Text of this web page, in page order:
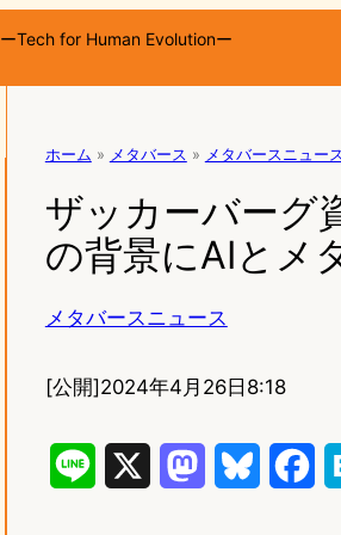
ーTech for Human Evolutionー
ホーム » メタバース » メタバースニュース
ザッカーバーグ
の背景にAIとメ
メタバースニュース
[公開]2024年4月26日8:18